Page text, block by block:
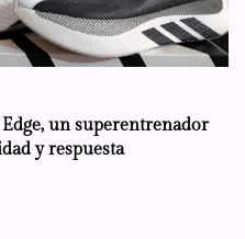
un superentrenador
y respuesta